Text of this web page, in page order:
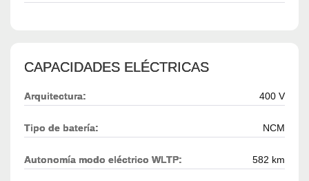
CAPACIDADES ELÉCTRICAS
Arquitectura: 400 V
Tipo de batería: NCM
Autonomía modo eléctrico WLTP: 582 km